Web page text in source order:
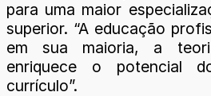
para uma maior
superior. “A educação
em sua maioria, a
enriquece o potencial
currículo”.